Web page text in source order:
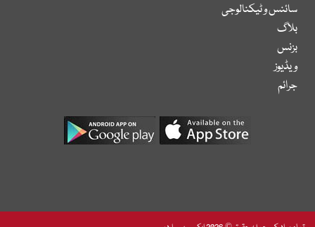
سائنس و ٹیکنالوجی
بلاگ
بزنس
ویڈیوز
جرائم